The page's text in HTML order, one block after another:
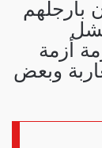
بأرجلهم
أزمة
وبعض